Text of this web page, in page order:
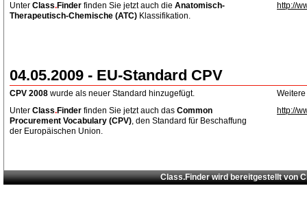
Unter Class.Finder finden Sie jetzt auch die Anatomisch-
Therapeutisch-Chemische (ATC) Klassifikation.
http://
04.05.2009 - EU-Standard CPV
CPV 2008 wurde als neuer Standard hinzugefügt.
Unter Class.Finder finden Sie jetzt auch das Common
Procurement Vocabulary (CPV), den Standard für Beschaffung
der Europäischen Union.
http://
Class.Finder wird bereitgestellt von